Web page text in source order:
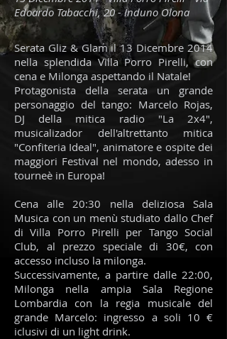
Edoardo Tabacchi, 20 - Induno Olona
Serata Gliz & Glam il 13 Dicembre 2014
nella splendida Villa Porro Pirelli, con
cena e Milonga aspettando il Natale!
Protagonista della serata un grande
personaggio del tango: Marcelo Rojas,
DJ della mitica radio "La 2x4",
musicalizador dell'altrettanto mitica
"Confiteria Ideal", animatore e ospite dei
maggiori Festival nel mondo, adesso in
tourneè in Europa!
Cena alle 20:30 nella deliziosa Sala
Musica con un menù studiato dallo Chef
di Villa Porro Pirelli per Tango Social
Club, al prezzo speciale di 30€, con
accesso incluso la milonga.
Successivamente, a partire dalle 22:00,
Milonga nella ampia Sala Regione
Lombardia con la regia musicale del
grande Marcelo: ingresso a soli 10 €
iclusivi di un light drink.